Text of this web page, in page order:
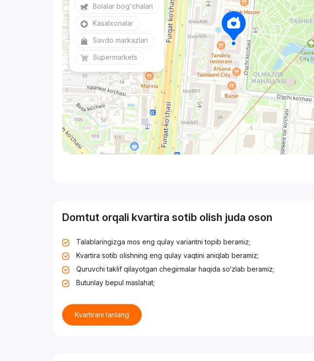
Bolalar bog'chalari
Kasalxonalar
Savdo markazlari
Supermarkets
Domtut orqali kvartira sotib olish juda oson
Talablaringizga mos eng qulay variantni topib beramiz;
Kvartira sotib olishning eng qulay vaqtini aniqlab beramiz;
Quruvchi taklif qilayotgan chegirmalar haqida so‘zlab beramiz;
Butunlay bepul maslahat;
Kvartirani tanlang